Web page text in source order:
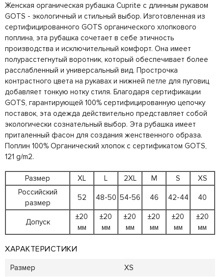
Женская органическая рубашка Cuprite с длинным рукавом
GOTS - экологичный и стильный выбор. Изготовленная из
сертифицированного GOTS органического хлопкового
поплина, эта рубашка сочетает в себе этичность
производства и исключительный комфорт. Она имеет
полурасстегнутый воротник, который обеспечивает более
расслабленный и универсальный вид. Прострочка
контрастного цвета на рукавах и нижней петле для пуговиц
добавляет тонкую нотку стиля. Благодаря сертификации
GOTS, гарантирующей 100% сертифицированную цепочку
поставок, эта одежда действительно представляет собой
экологически сознательный выбор. Эта рубашка имеет
приталенный фасон для создания женственного образа.
Поплин 100% Органический хлопок с сертификатом GOTS,
121 g/m2.
Размер XL L 2XL M S
XS
Российский
размер
52 48-50 54-56 46 42-44 40
Допуск
±20
мм
±20
мм
±20
мм
±20
мм
±20
мм
±20
мм
ХАРАКТЕРИСТИКИ
Размер XS